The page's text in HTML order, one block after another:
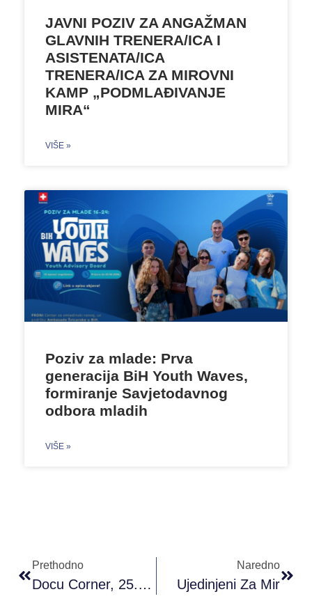
JAVNI POZIV ZA ANGAŽMAN
GLAVNIH TRENERA/ICA I
ASISTENATA/ICA
TRENERA/ICA ZA MIROVNI
KAMP „PODMLAĐIVANJE
MIRA“
VIŠE »
Poziv za mlade: Prva
generacija BiH Youth Waves,
formiranje Savjetodavnog
odbora mladih
VIŠE »
Prethodno
Docu Corner, 25. Sarajevo Film Festival 17.08 – 23.08.2019
Naredno
Ujedinjeni Za Mir